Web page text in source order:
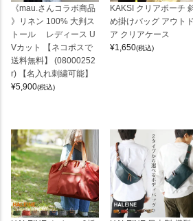
《mau.さんコラボ商品
》リネン 100% 大判ス
トール レディース U
Vカット 【ネコポスで
送料無料】 (08000252
r) 【名入れ刺繍可能】
¥5,900(税込)
KAKSI クリアポーチ
め掛けバッグ アウトド
ア クリアケース
¥1,650(税込)